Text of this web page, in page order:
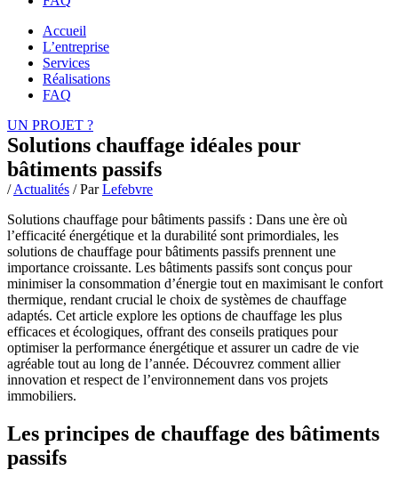
Accueil
L’entreprise
Services
Réalisations
FAQ
UN PROJET ?
Solutions chauffage idéales pour
bâtiments passifs
/Actualités / ParLefebvre
Solutions chauffage pour bâtiments passifs : Dans une ère où
l’efficacité énergétique et la durabilité sont primordiales, les
solutions de chauffage pour bâtiments passifs prennent une
importance croissante. Les bâtiments passifs sont conçus pour
minimiser la consommation d’énergie tout en maximisant le confort
thermique, rendant crucial le choix de systèmes de chauffage
adaptés. Cet article explore les options de chauffage les plus
efficaces et écologiques, offrant des conseils pratiques pour
optimiser la performance énergétique et assurer un cadre de vie
agréable tout au long de l’année. Découvrez comment allier
innovation et respect de l’environnement dans vos projets
immobiliers.
Les principes de chauffage des bâtiments
passifs